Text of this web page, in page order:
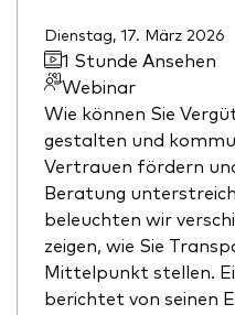
Dienstag, 17. März 2026
1 Stunde Ansehen
Webinar
Wie können Sie
gestalten und
Vertrauen fördern
Beratung
beleuchten wir
zeigen, wie Sie
Mittelpunkt stellen.
berichtet von seinen